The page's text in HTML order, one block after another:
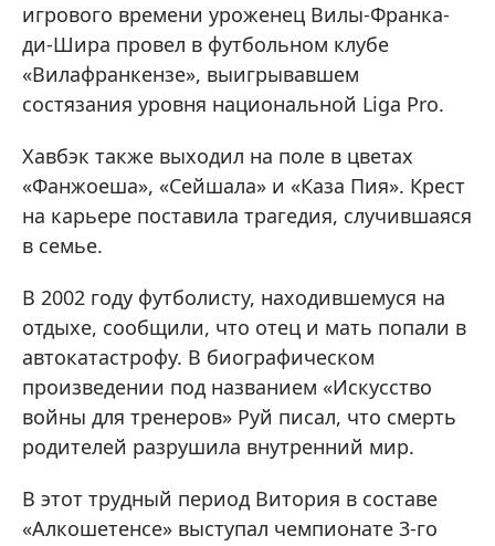
игрового времени уроженец Вилы-Франка-
ди-Шира провел в футбольном клубе
«Вилафранкензе», выигрывавшем
состязания уровня национальной Liga Pro.
Хавбэк также выходил на поле в цветах
«Фанжоеша», «Сейшала» и «Каза Пия». Крест
на карьере поставила трагедия, случившаяся
в семье.
В 2002 году футболисту, находившемуся на
отдыхе, сообщили, что отец и мать попали в
автокатастрофу. В биографическом
произведении под названием «Искусство
войны для тренеров» Руй писал, что смерть
родителей разрушила внутренний мир.
В этот трудный период Витория в составе
«Алкошетенсе» выступал чемпионате 3-го